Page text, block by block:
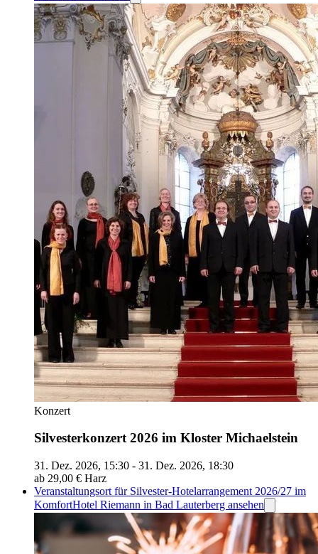
Konzert
Silvesterkonzert 2026 im Kloster Michaelstein
31. Dez. 2026, 15:30 - 31. Dez. 2026, 18:30
ab 29,00 € Harz
Veranstaltungsort für Silvester-Hotelarrangement 2026/27 im
KomfortHotel Riemann in Bad Lauterberg ansehen